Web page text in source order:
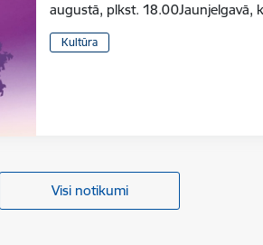
augustā, plkst. 18.00Jaunjelgavā,
Kultūra
Visi notikumi